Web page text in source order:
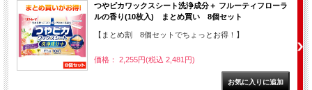
つやピカワックスシート洗浄成分＋ フルーティフローラ
ルの香り(10枚入) まとめ買い 8個セット
【まとめ割 8個セットでちょっとお得！】
価格： 2,255円(税込 2,481円)